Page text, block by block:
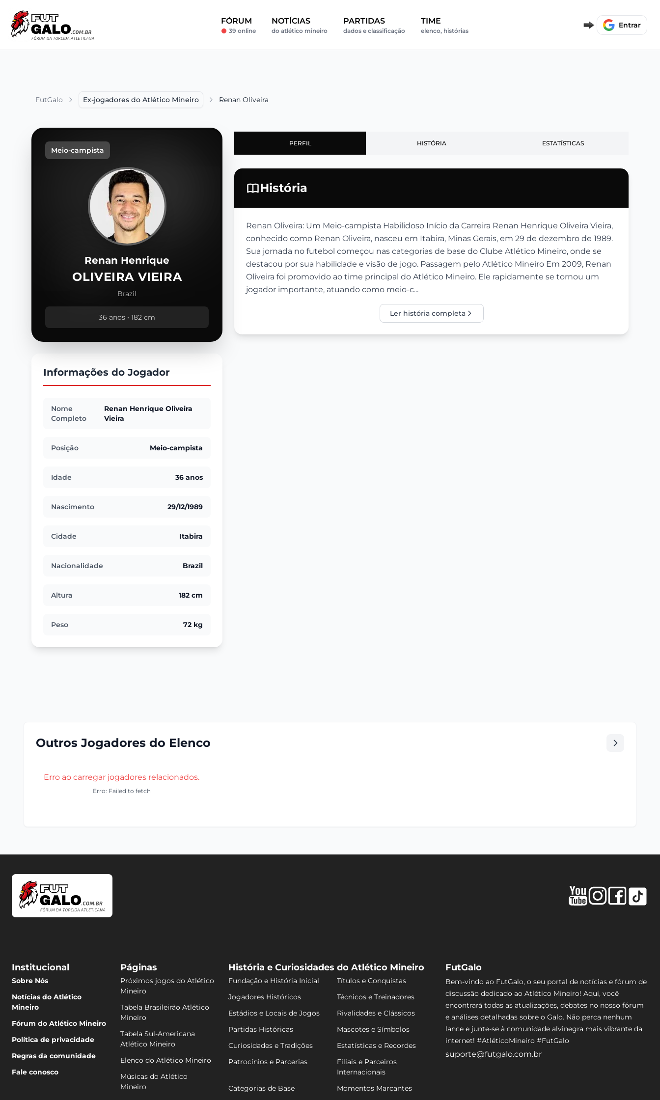
FÓRUM
39 online
NOTÍCIAS
do atlético mineiro
PARTIDAS
dados e classificação
TIME
elenco, histórias
Entrar
FutGalo Ex-jogadores do Atlético Mineiro Renan Oliveira
Meio-campista
Renan Henrique
OLIVEIRA VIEIRA
Brazil
36 anos • 182 cm
Informações do Jogador
Nome
Completo
Renan Henrique Oliveira
Vieira
Posição Meio-campista
Idade 36 anos
Nascimento 29/12/1989
Cidade Itabira
Nacionalidade Brazil
Altura 182 cm
Peso 72 kg
PERFIL HISTÓRIA ESTATÍSTICAS
História
Renan Oliveira: Um Meio-campista Habilidoso Início da Carreira Renan Henrique Oliveira Vieira,
conhecido como Renan Oliveira, nasceu em Itabira, Minas Gerais, em 29 de dezembro de 1989.
Sua jornada no futebol começou nas categorias de base do Clube Atlético Mineiro, onde se
destacou por sua habilidade e visão de jogo. Passagem pelo Atlético Mineiro Em 2009, Renan
Oliveira foi promovido ao time principal do Atlético Mineiro. Ele rapidamente se tornou um
jogador importante, atuando como meio-c...
Ler história completa
Outros Jogadores do Elenco
Erro ao carregar jogadores relacionados.
Erro: Failed to fetch
Institucional
Sobre Nós
Notícias do Atlético
Mineiro
Fórum do Atlético Mineiro
Política de privacidade
Regras da comunidade
Fale conosco
Páginas
Próximos jogos do Atlético
Mineiro
Tabela Brasileirão Atlético
Mineiro
Tabela Sul-Americana
Atlético Mineiro
Elenco do Atlético Mineiro
Músicas do Atlético
Mineiro
História e Curiosidades do Atlético Mineiro
Fundação e História Inicial
Títulos e Conquistas
Jogadores Históricos
Técnicos e Treinadores
Estádios e Locais de Jogos
Rivalidades e Clássicos
Partidas Históricas
Mascotes e Símbolos
Curiosidades e Tradições
Estatísticas e Recordes
Patrocínios e Parcerias
Filiais e Parceiros
Internacionais
Categorias de Base
Momentos Marcantes
FutGalo
Bem-vindo ao FutGalo, o seu portal de notícias e fórum de
discussão dedicado ao Atlético Mineiro! Aqui, você
encontrará todas as atualizações, debates no nosso fórum
e análises detalhadas sobre o Galo. Não perca nenhum
lance e junte-se à comunidade alvinegra mais vibrante da
internet! #AtléticoMineiro #FutGalo
suporte@futgalo.com.br